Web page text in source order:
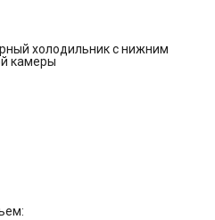
холодильник с нижним
камеры